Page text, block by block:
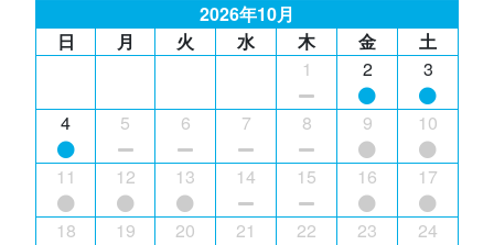
2026年10月
日
月 火 水 木 金
土
1
2 3
4 5 6 7 8 9 10
11 12 13 14 15 16 17
18 19 20 21 22 23 24